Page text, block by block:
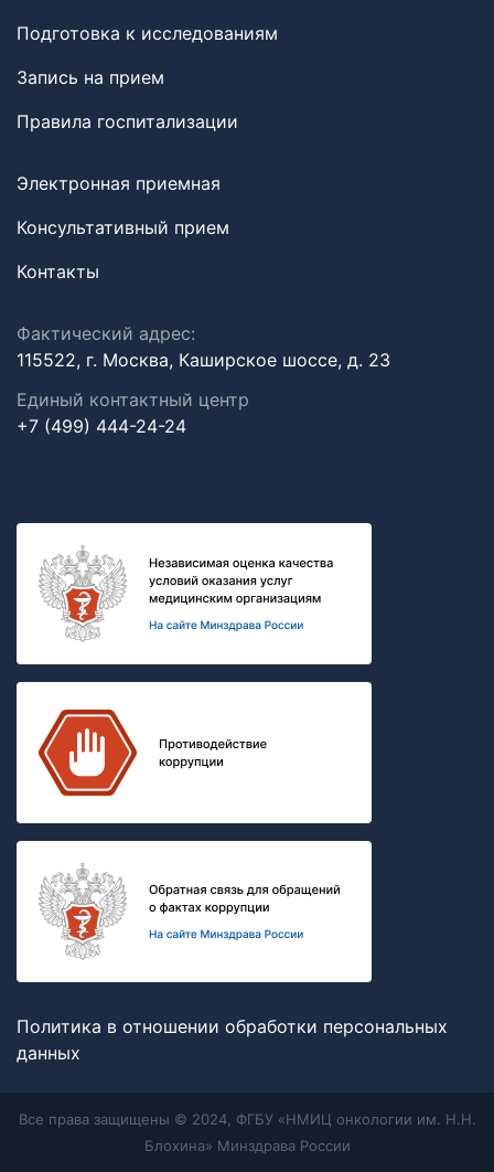
Подготовка к исследованиям
Запись на прием
Правила госпитализации
Электронная приемная
Консультативный прием
Контакты
Фактический адрес:
115522, г. Москва, Каширское шоссе, д. 23
Единый контактный центр
+7 (499) 444-24-24
Политика в отношении обработки персональных
данных
Все права защищены © 2024, ФГБУ «НМИЦ онкологии им. Н.Н.
Блохина» Минздрава России